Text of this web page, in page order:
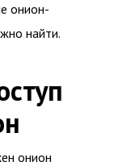
онион-
найти.
онион